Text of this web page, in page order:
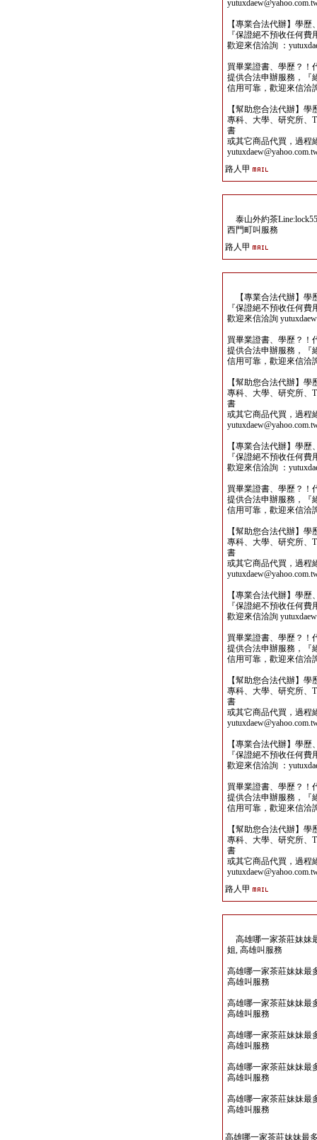
【專業合法代辦】學
『保證絕不預收任何
歡迎來信洽詢 ：
買畢業證書、學歷？！
提供合法申辦服務，『
信用可靠，歡迎來信洽
【幫助您合法代辦】
專科、大學、研究所、
書
或其它商品代買，過程
路人甲
泰山外約茶
西門町叫服務
路人甲
【專業合法代辦】學
『保證絕不預收任何
歡迎來信洽詢
買畢業證書、學歷？！
提供合法申辦服務，『
信用可靠，歡迎來信洽
【幫助您合法代辦】
專科、大學、研究所、
書
或其它商品代買，過程
【專業合法代辦】學
『保證絕不預收任何
歡迎來信洽詢 ：
買畢業證書、學歷？！
提供合法申辦服務，『
信用可靠，歡迎來信洽
【幫助您合法代辦】
專科、大學、研究所、
書
或其它商品代買，過程
【專業合法代辦】學
『保證絕不預收任何
歡迎來信洽詢
買畢業證書、學歷？！
提供合法申辦服務，『
信用可靠，歡迎來信洽
【幫助您合法代辦】
專科、大學、研究所、
書
或其它商品代買，過程
【專業合法代辦】學
『保證絕不預收任何
歡迎來信洽詢 ：
買畢業證書、學歷？！
提供合法申辦服務，『
信用可靠，歡迎來信洽
【幫助您合法代辦】
專科、大學、研究所、
書
或其它商品代買，過程
路人甲
高雄哪一家茶莊妹妹
姐, 高雄叫服務
高雄哪一家茶莊妹妹最
高雄叫服務
高雄哪一家茶莊妹妹最
高雄叫服務
高雄哪一家茶莊妹妹最
高雄叫服務
高雄哪一家茶莊妹妹最
高雄叫服務
高雄哪一家茶莊妹妹最
高雄叫服務
高雄哪一家茶莊妹妹最